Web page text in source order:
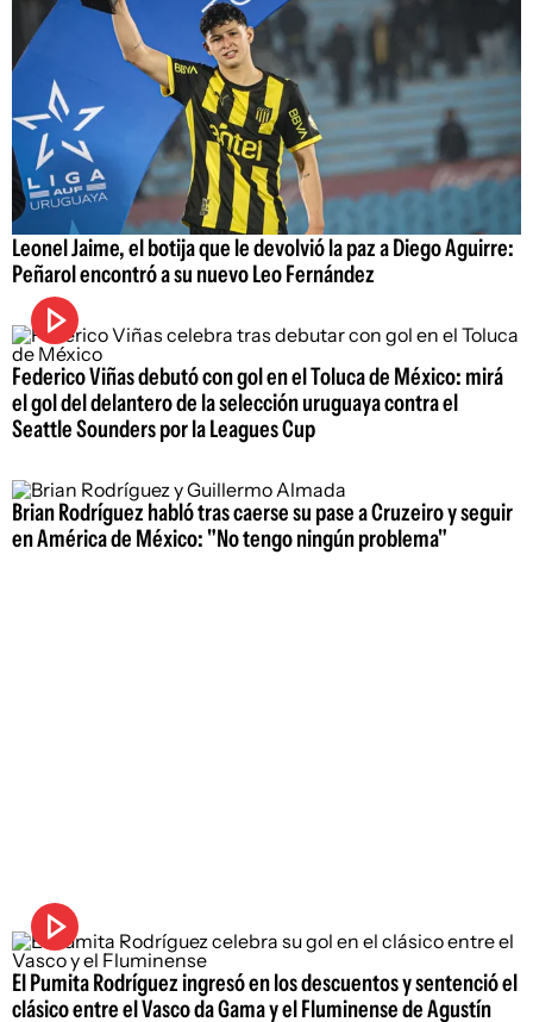
Leonel Jaime, el botija que le devolvió la paz a Diego Aguirre:
Peñarol encontró a su nuevo Leo Fernández
Federico Viñas debutó con gol en el Toluca de México: mirá
el gol del delantero de la selección uruguaya contra el
Seattle Sounders por la Leagues Cup
Brian Rodríguez habló tras caerse su pase a Cruzeiro y seguir
en América de México: "No tengo ningún problema"
El Pumita Rodríguez ingresó en los descuentos y sentenció el
clásico entre el Vasco da Gama y el Fluminense de Agustín